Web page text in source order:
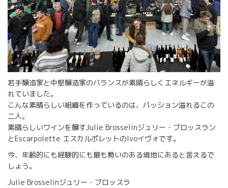
若手醸造家と中堅醸造家のバランスが素晴らしくエネルギーが溢
れていました。
こんな素晴らしい組織を作っているのは、パッション溢れるこの
二人。
素晴らしいワインを醸すJulie Brosselinジュリー・ブロッスラン
とEscarpolette エスカルポレットのIvoイヴォです。
今、年齢的にも経験的にも最も勢いのある境地にあると言えるで
しょう。
Julie Brosselinジュリー・ブロッスラ